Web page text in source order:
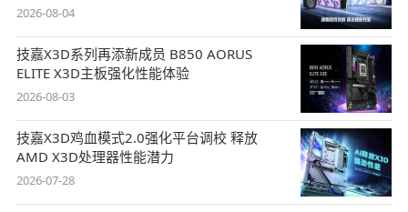
2026-08-04
技嘉X3D系列再添新成员 B850 AORUS
ELITE X3D主板强化性能体验
2026-08-03
技嘉X3D鸡血模式2.0强化平台调校 释放
AMD X3D处理器性能潜力
2026-07-28